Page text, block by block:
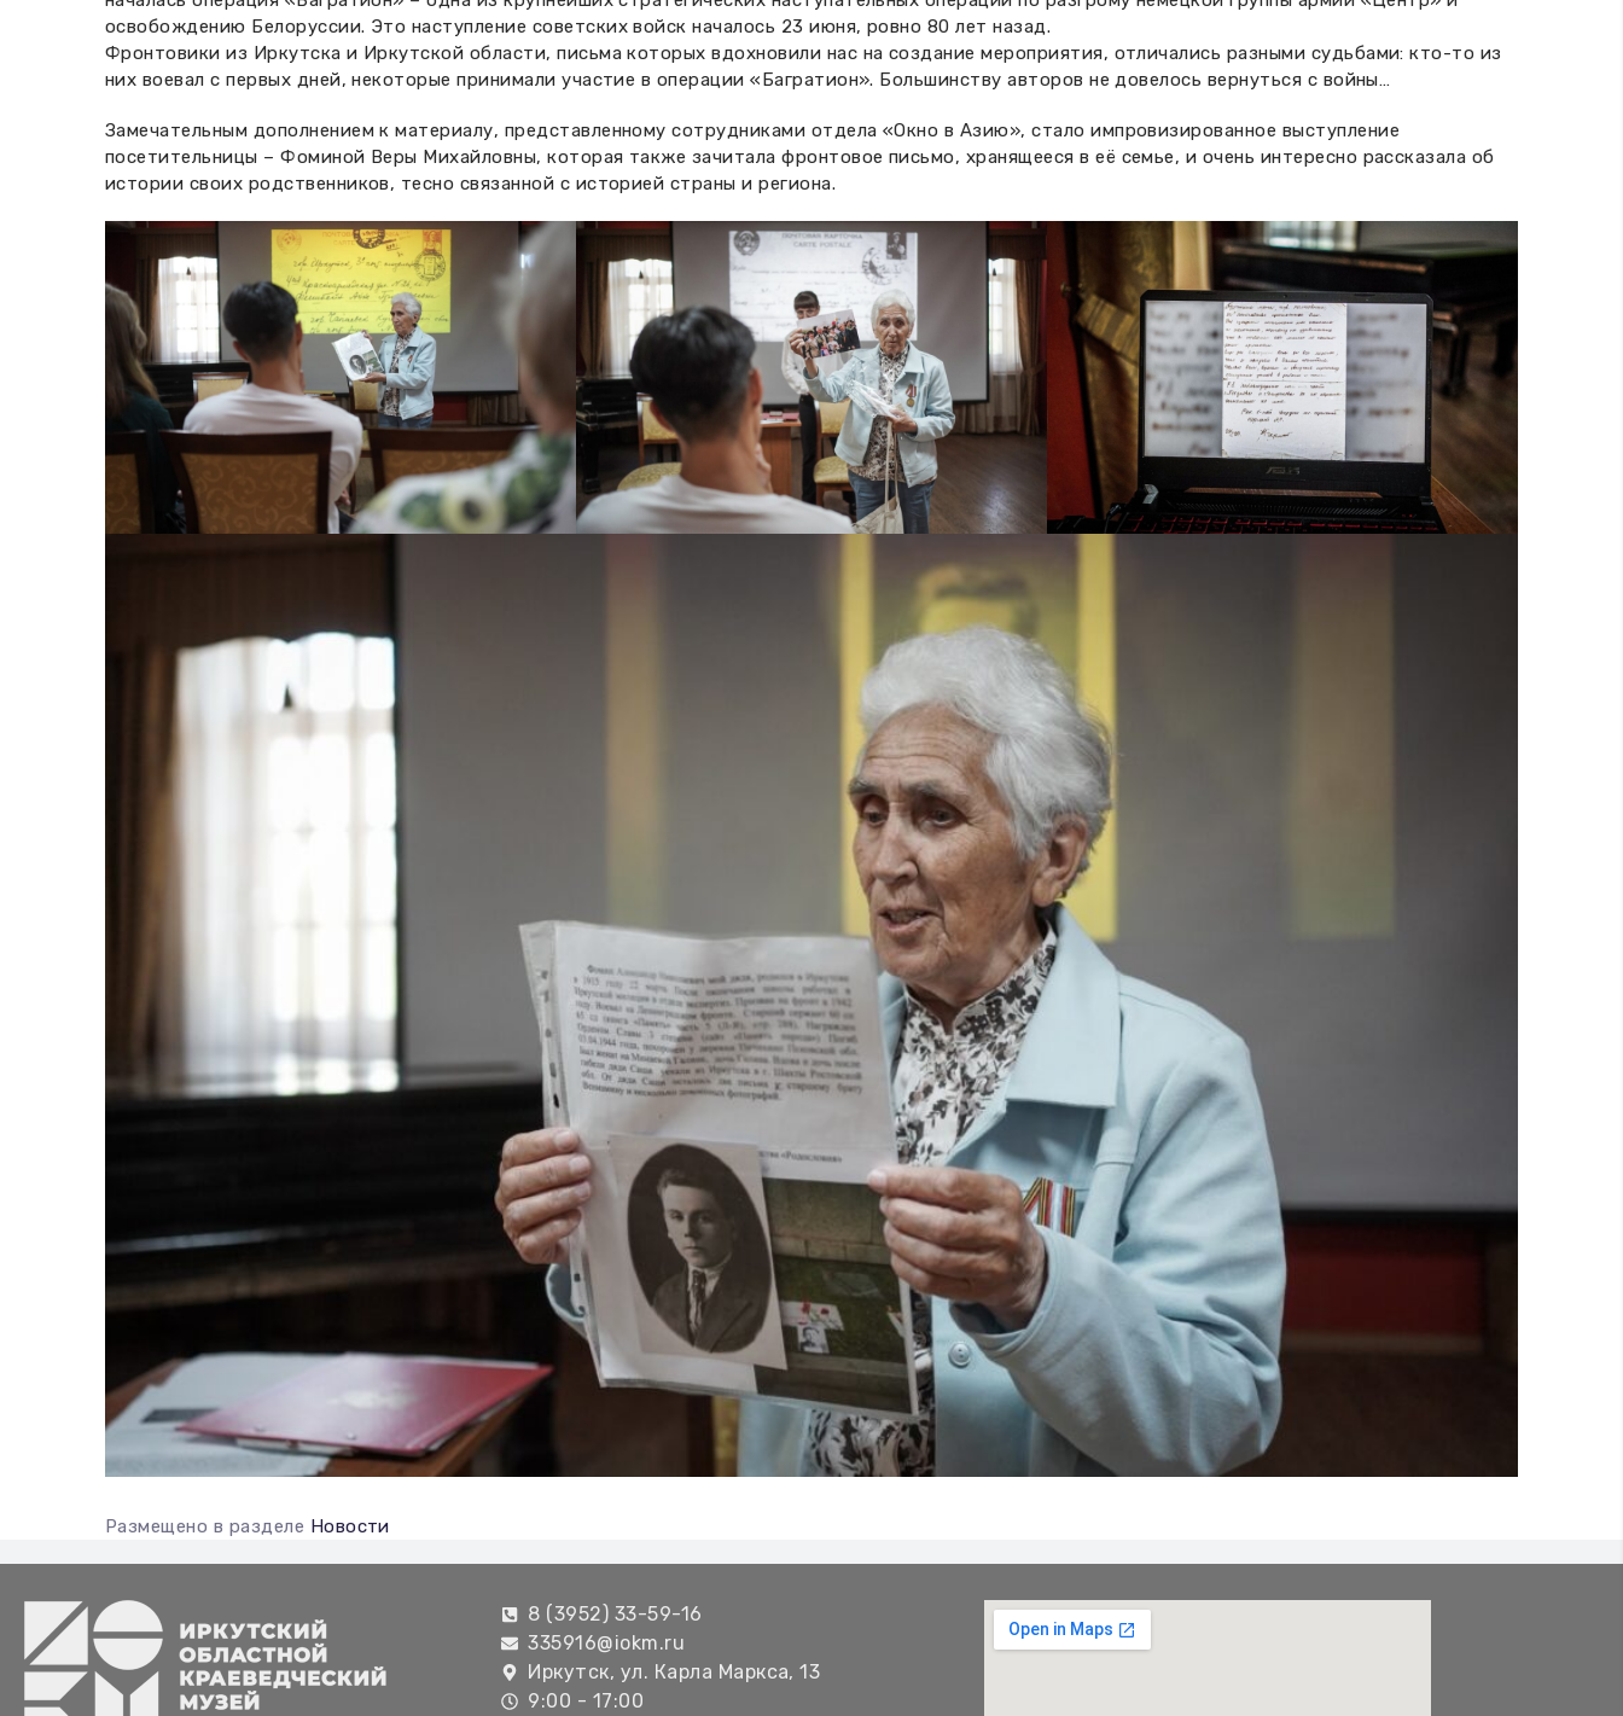
освобождению Белоруссии. Это наступление советских войск началось 23 июня, ровно 80 лет назад.
Фронтовики из Иркутска и Иркутской области, письма которых вдохновили нас на создание мероприятия, отличались разными судьбами: кто-то из
них воевал с первых дней, некоторые принимали участие в операции «Багратион». Большинству авторов не довелось вернуться с войны…
Замечательным дополнением к материалу, представленному сотрудниками отдела «Окно в Азию», стало импровизированное выступление
посетительницы – Фоминой Веры Михайловны, которая также зачитала фронтовое письмо, хранящееся в её семье, и очень интересно рассказала об
истории своих родственников, тесно связанной с историей страны и региона.
Размещено в разделе Новости
8 (3952) 33-59-16
335916@iokm.ru
Иркутск, ул. Карла Маркса, 13
9:00 - 17:00